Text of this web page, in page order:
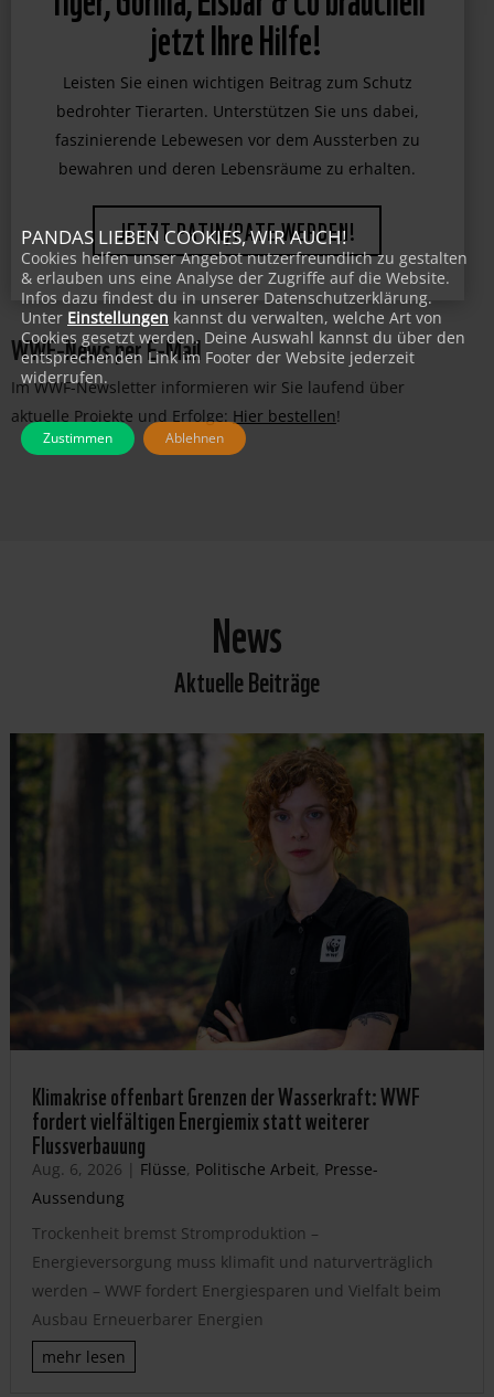
Tiger, Gorilla, Eisbär & Co brauchen
jetzt Ihre Hilfe!
Leisten Sie einen wichtigen Beitrag zum Schutz
bedrohter Tierarten. Unterstützen Sie uns dabei,
faszinierende Lebewesen vor dem Aussterben zu
bewahren und deren Lebensräume zu erhalten.
JETZT PATIN/PATE WERDEN!
WWF-News per E-Mail
Im WWF-Newsletter informieren wir Sie laufend über
aktuelle Projekte und Erfolge: Hier bestellen!
News
Aktuelle Beiträge
Klimakrise offenbart Grenzen der Wasserkraft: WWF
fordert vielfältigen Energiemix statt weiterer
Flussverbauung
Aug. 6, 2026 | Flüsse, Politische Arbeit, Presse-
Aussendung
Trockenheit bremst Stromproduktion –
Energieversorgung muss klimafit und naturverträglich
werden – WWF fordert Energiesparen und Vielfalt beim
Ausbau Erneuerbarer Energien
mehr lesen
PANDAS LIEBEN COOKIES, WIR AUCH!
Cookies helfen unser Angebot nutzerfreundlich zu gestalten
& erlauben uns eine Analyse der Zugriffe auf die Website.
Infos dazu findest du in unserer Datenschutzerklärung.
Unter Einstellungen kannst du verwalten, welche Art von
Cookies gesetzt werden. Deine Auswahl kannst du über den
entsprechenden Link im Footer der Website jederzeit
widerrufen.
Zustimmen Ablehnen